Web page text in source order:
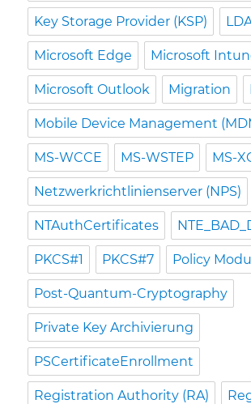
Key Storage Provider (KSP)
Microsoft Edge Microsoft
Microsoft Outlook Migration
Mobile Device Management
MS-WCCE MS-WSTEP MS-
Netzwerkrichtlinienserver (NPS)
NTAuthCertificates
PKCS#1 PKCS#7 Policy Modul
Post-Quantum-Cryptography
Private Key Archivierung
PSCertificateEnrollment
Registration Authority (RA)